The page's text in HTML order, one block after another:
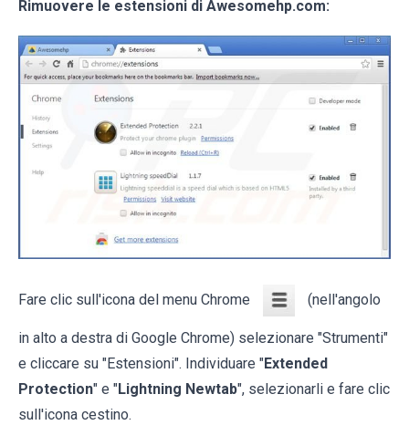
Rimuovere le estensioni di Awesomehp.com:
Fare clic sull'icona del menu Chrome (nell'angolo
in alto a destra di Google Chrome) selezionare "Strumenti"
e cliccare su "Estensioni". Individuare "Extended
Protection" e "Lightning Newtab", selezionarli e fare clic
sull'icona cestino.